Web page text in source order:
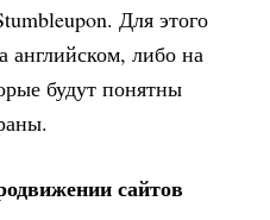
Для этого
либо на
будут понятны
сайтов